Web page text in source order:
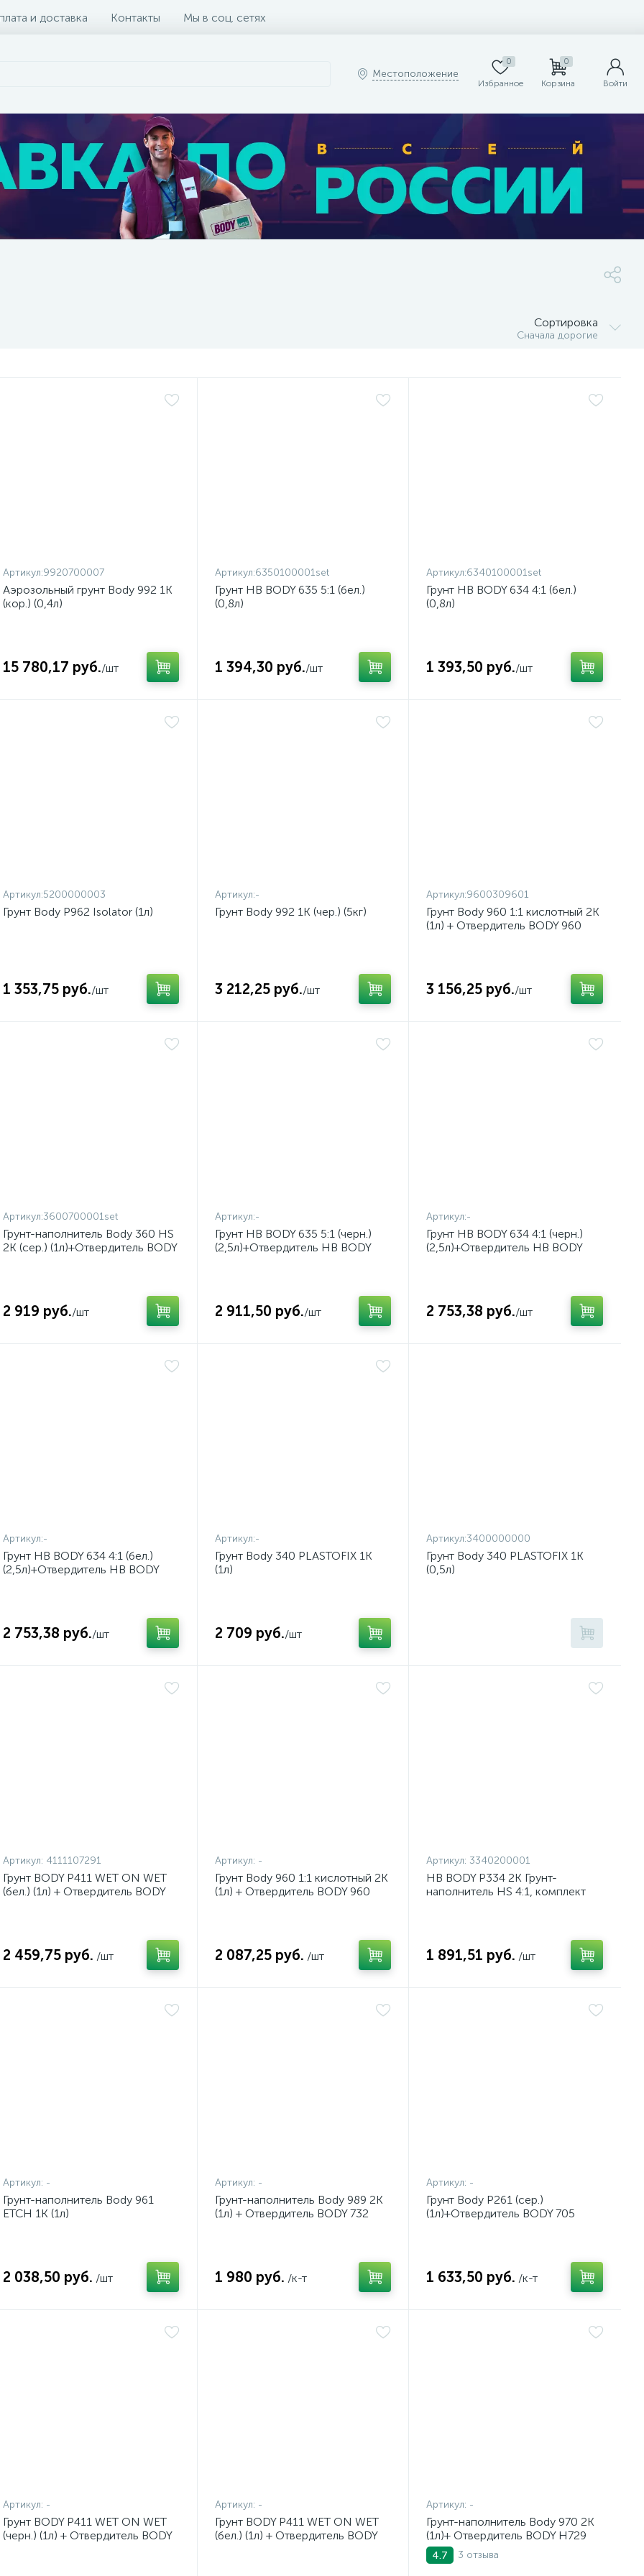
и доставка Контакты Мы в соц. сетях
Местоположение
0
Избранное
0
Корзина Войти
Сортировка
Сначала дорогие
Артикул:9920700007
Аэрозольный грунт Body 992 1К
(кор.) (0,4л)
15 780,17 руб./шт
Артикул:6350100001set
Грунт HB BODY 635 5:1 (бел.)
(0,8л)
1 394,30 руб./шт
Артикул:6340100001set
Грунт HB BODY 634 4:1 (бел.)
(0,8л)
1 393,50 руб./шт
Артикул:5200000003
Грунт Body P962 Isolator (1л)
1 353,75 руб./шт
Артикул:-
Грунт Body 992 1К (чер.) (5кг)
3 212,25 руб./шт
Артикул:9600309601
Грунт Body 960 1:1 кислотный 2К
(1л) + Отвердитель BODY 960
3 156,25 руб./шт
Артикул:3600700001set
Грунт-наполнитель Body 360 HS
2К (сер.) (1л)+Отвердитель BODY
2 919 руб./шт
Артикул:-
Грунт HB BODY 635 5:1 (черн.)
(2,5л)+Отвердитель HB BODY
2 911,50 руб./шт
Артикул:-
Грунт HB BODY 634 4:1 (черн.)
(2,5л)+Отвердитель HB BODY
2 753,38 руб./шт
Артикул:-
Грунт HB BODY 634 4:1 (бел.)
(2,5л)+Отвердитель HB BODY
2 753,38 руб./шт
Артикул:-
Грунт Body 340 PLASTOFIX 1К
(1л)
2 709 руб./шт
Артикул:3400000000
Грунт Body 340 PLASTOFIX 1К
(0,5л)
Артикул: 4111107291
Грунт BODY P411 WET ON WET
(бел.) (1л) + Отвердитель BODY
2 459,75 руб. /шт
Артикул: -
Грунт Body 960 1:1 кислотный 2К
(1л) + Отвердитель BODY 960
2 087,25 руб. /шт
Артикул: 3340200001
HB BODY P334 2К Грунт-
наполнитель HS 4:1, комплект
1 891,51 руб. /шт
Артикул: -
Грунт-наполнитель Body 961
ETCH 1К (1л)
2 038,50 руб. /шт
Артикул: -
Грунт-наполнитель Body 989 2К
(1л) + Отвердитель BODY 732
1 980 руб. /к-т
Артикул: -
Грунт Body P261 (сер.)
(1л)+Отвердитель BODY 705
1 633,50 руб. /к-т
Артикул: -
Грунт BODY P411 WET ON WET
(черн.) (1л) + Отвердитель BODY
Артикул: -
Грунт BODY P411 WET ON WET
(бел.) (1л) + Отвердитель BODY
Артикул: -
Грунт-наполнитель Body 970 2К
(1л)+ Отвердитель BODY H729
(норм.) (0,5л)
4.7 3 отзыва